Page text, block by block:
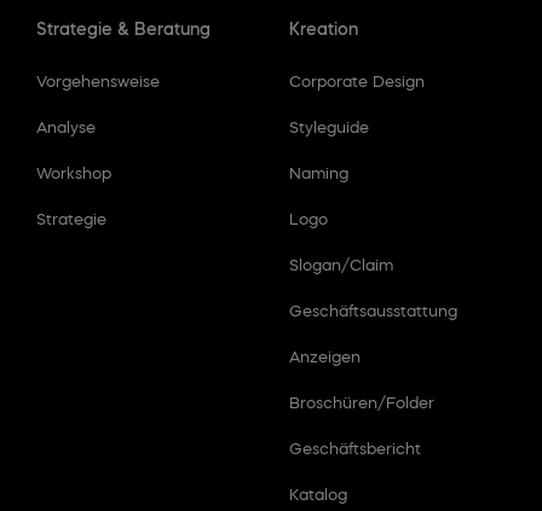
Strategie & Beratung
Vorgehensweise
Analyse
Workshop
Strategie
Kreation
Corporate Design
Styleguide
Naming
Logo
Slogan/Claim
Geschäftsausstattung
Anzeigen
Broschüren/Folder
Geschäftsbericht
Katalog